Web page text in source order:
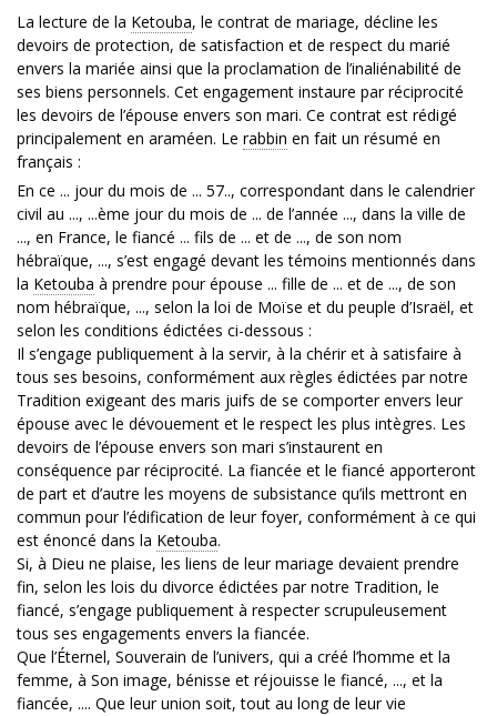
La lecture de la Ketouba, le contrat de mariage, décline les
devoirs de protection, de satisfaction et de respect du marié
envers la mariée ainsi que la proclamation de l’inaliénabilité de
ses biens personnels. Cet engagement instaure par réciprocité
les devoirs de l’épouse envers son mari. Ce contrat est rédigé
principalement en araméen. Le rabbin en fait un résumé en
français :
En ce ... jour du mois de ... 57.., correspondant dans le calendrier
civil au ..., ...ème jour du mois de ... de l’année ..., dans la ville de
..., en France, le fiancé ... fils de ... et de ..., de son nom
hébraïque, ..., s’est engagé devant les témoins mentionnés dans
la Ketouba à prendre pour épouse ... fille de ... et de ..., de son
nom hébraïque, ..., selon la loi de Moïse et du peuple d’Israël, et
selon les conditions édictées ci-dessous :
Il s’engage publiquement à la servir, à la chérir et à satisfaire à
tous ses besoins, conformément aux règles édictées par notre
Tradition exigeant des maris juifs de se comporter envers leur
épouse avec le dévouement et le respect les plus intègres. Les
devoirs de l’épouse envers son mari s’instaurent en
conséquence par réciprocité. La fiancée et le fiancé apporteront
de part et d’autre les moyens de subsistance qu’ils mettront en
commun pour l’édification de leur foyer, conformément à ce qui
est énoncé dans la Ketouba.
Si, à Dieu ne plaise, les liens de leur mariage devaient prendre
fin, selon les lois du divorce édictées par notre Tradition, le
fiancé, s’engage publiquement à respecter scrupuleusement
tous ses engagements envers la fiancée.
Que l’Éternel, Souverain de l’univers, qui a créé l’homme et la
femme, à Son image, bénisse et réjouisse le fiancé, ..., et la
fiancée, .... Que leur union soit, tout au long de leur vie